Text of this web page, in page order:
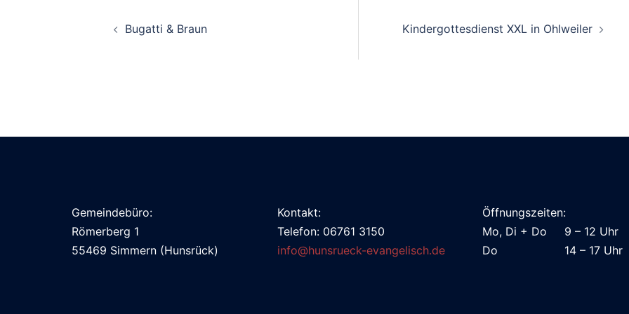
Bugatti & Braun Kindergottesdienst XXL in Ohlweiler
Gemeindebüro:
Römerberg 1
55469 Simmern (Hunsrück)
Kontakt:
Telefon: 06761 3150
info@hunsrueck-evangelisch.de
Öffnungszeiten:
Mo, Di + Do 9 – 12 Uhr
Do 14 – 17 Uhr